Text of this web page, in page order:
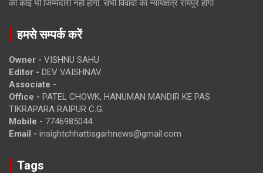
की कोई भी जिम्मेदारी नहीं होगी. सभी विवादों का न्यायक्षेत्र रायपुर होगा
हमसे सम्पर्क करें
Owner - VISHNU SAHU
Editor - DEV VAISHNAV
Associate -
Office - PATEL CHOWK, HANUMAN MANDIR KE PAS
TIKRAPARA RAIPUR C.G.
Mobile - 7746985044
Email - insightchhattisgarhnews@gmail.com
Tags